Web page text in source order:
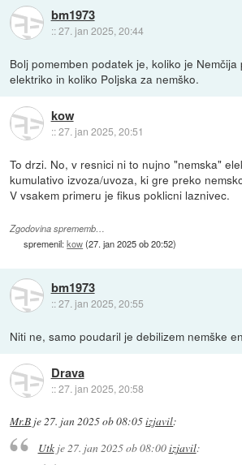
bm1973
::27. jan 2025, 20:44
Bolj pomemben podatek je, koliko je
elektriko in koliko Poljska za nemško.
kow
::27. jan 2025, 20:51
To drzi. No, v resnici ni to nujno "nemska"
kumulativo izvoza/uvoza, ki gre preko
V vsakem primeru je fikus poklicni laznivec.
Zgodovina sprememb…
spremenil:kow(27. jan 2025 ob 20:52)
bm1973
::27. jan 2025, 20:55
Niti ne, samo poudaril je debilizem nemške
Drava
::27. jan 2025, 20:58
Mr.B je27. jan 2025 ob 08:05izjavil:
Utkje27. jan 2025 ob 08:00izjavil: